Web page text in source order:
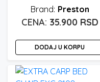
Preston
35.900 RSD
DODAJ U KORPU